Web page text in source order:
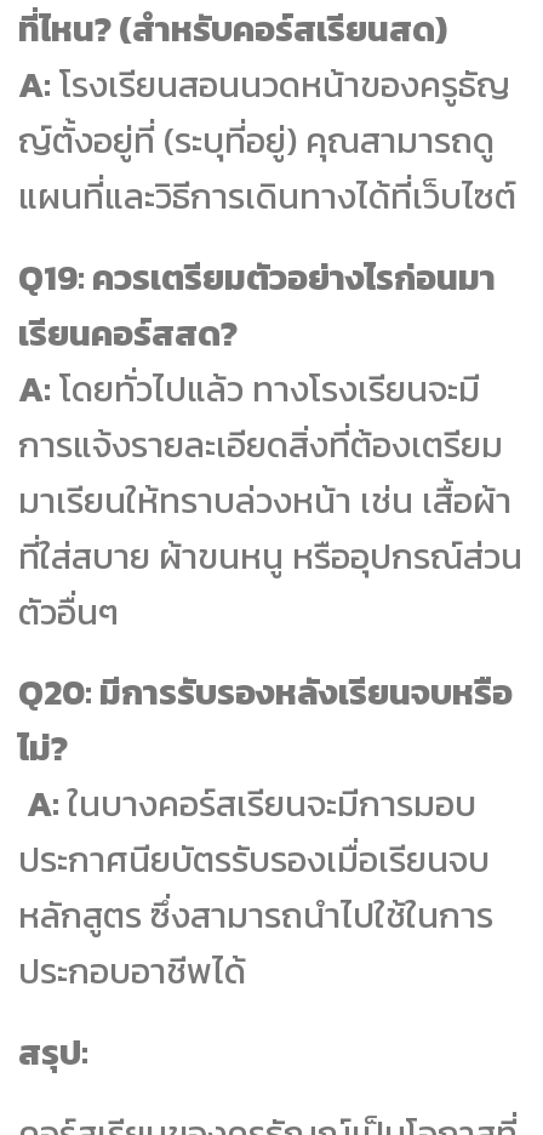
ที่ไหน? (สำหรับคอร์สเรียนสด)
A:โรงเรียนสอนนวดหน้าของครูธัญ
ญ์ตั้งอยู่ที่ (ระบุที่อยู่) คุณสามารถดู
แผนที่และวิธีการเดินทางได้ที่เว็บไซต์
Q19: ควรเตรียมตัวอย่างไรก่อนมา
เรียนคอร์สสด?
A:โดยทั่วไปแล้ว ทางโรงเรียนจะมี
การแจ้งรายละเอียดสิ่งที่ต้องเตรียม
มาเรียนให้ทราบล่วงหน้า เช่น เสื้อผ้า
ที่ใส่สบาย ผ้าขนหนู หรืออุปกรณ์ส่วน
ตัวอื่นๆ
Q20: มีการรับรองหลังเรียนจบหรือ
ไม่?
A:ในบางคอร์สเรียนจะมีการมอบ
ประกาศนียบัตรรับรองเมื่อเรียนจบ
หลักสูตร ซึ่งสามารถนำไปใช้ในการ
ประกอบอาชีพได้
สรุป: